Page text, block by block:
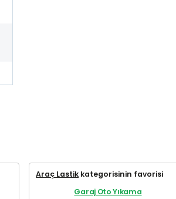
Araç Lastik kategorisinin favorisi
Garaj Oto Yıkama